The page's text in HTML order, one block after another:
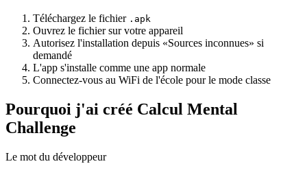
Téléchargez le fichier .apk
Ouvrez le fichier sur votre appareil
Autorisez l'installation depuis «Sources inconnues» si
demandé
L'app s'installe comme une app normale
Connectez-vous au WiFi de l'école pour le mode classe
Pourquoi j'ai créé Calcul Mental
Challenge
Le mot du développeur